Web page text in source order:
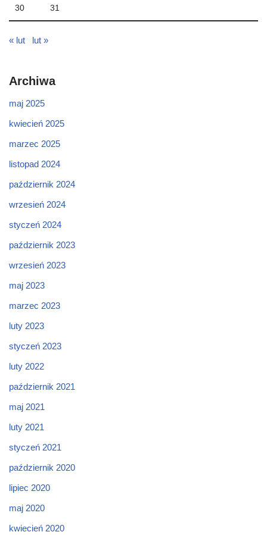
30 31
« lut lut »
Archiwa
maj 2025
kwiecień 2025
marzec 2025
listopad 2024
październik 2024
wrzesień 2024
styczeń 2024
październik 2023
wrzesień 2023
maj 2023
marzec 2023
luty 2023
styczeń 2023
luty 2022
październik 2021
maj 2021
luty 2021
styczeń 2021
październik 2020
lipiec 2020
maj 2020
kwiecień 2020